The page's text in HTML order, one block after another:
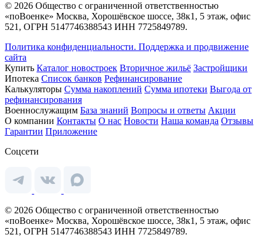
© 2026 Общество с ограниченной ответственностью
«поВоенке» Москва, Хорошёвское шоссе, 38к1, 5 этаж, офис
521, ОГРН 5147746388543 ИНН 7725849789.
Политика конфиденциальности. Поддержка и продвижение
сайта
Купить Каталог новостроек Вторичное жильё Застройщики
Ипотека Список банков Рефинансирование
Калькуляторы Сумма накоплений Сумма ипотеки Выгода от
рефинансирования
Военнослужащим База знаний Вопросы и ответы Акции
О компании Контакты О нас Новости Наша команда Отзывы
Гарантии Приложение
Соцсети
© 2026 Общество с ограниченной ответственностью
«поВоенке» Москва, Хорошёвское шоссе, 38к1, 5 этаж, офис
521, ОГРН 5147746388543 ИНН 7725849789.